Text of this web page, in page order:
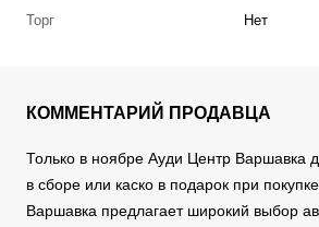
Торг
Нет
КОММЕНТАРИЙ ПРОДАВЦА
Только в ноябре Ауди Центр Варшавка
в сборе или каско в подарок при
Варшавка предлагает широкий выбор